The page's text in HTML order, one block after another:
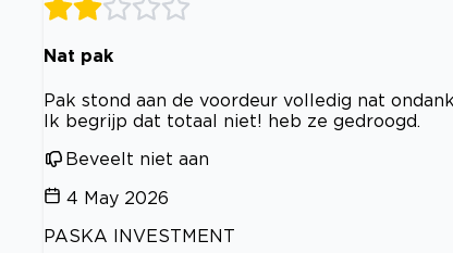
Nat pak
Pak stond aan de voordeur volledig nat
Ik begrijp dat totaal niet! heb ze gedroogd.
Beveelt niet aan
4 May 2026
PASKA INVESTMENT